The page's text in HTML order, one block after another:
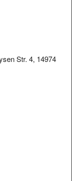
Str. 4, 14974